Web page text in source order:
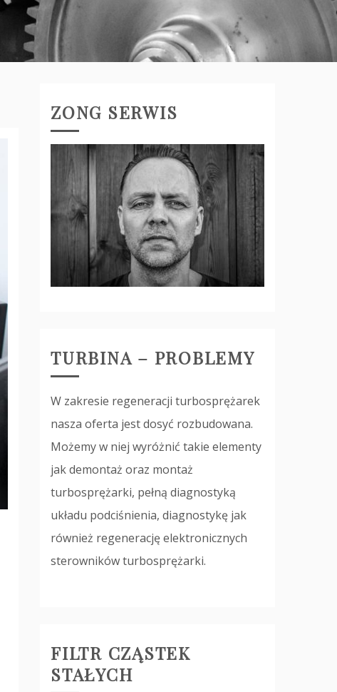
ZONG SERWIS
TURBINA – PROBLEMY
W zakresie regeneracji turbosprężarek
nasza oferta jest dosyć rozbudowana.
Możemy w niej wyróżnić takie elementy
jak demontaż oraz montaż
turbosprężarki, pełną diagnostyką
układu podciśnienia, diagnostykę jak
również regenerację elektronicznych
sterowników turbosprężarki.
FILTR CZĄSTEK
STAŁYCH